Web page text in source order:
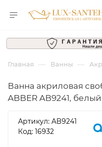
Главная — Ванны —
Ванна акриловая
ABBER AB9241,
Артикул: AB9241
Код: 16932